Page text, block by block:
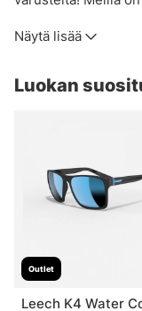
lämpimänä tai siltä
varastoida, lähetä
Näytä lisää
Luokan
Outlet
Leech K4 Water